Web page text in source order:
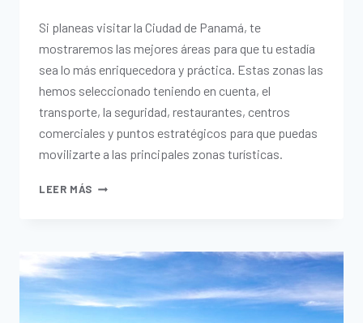
Si planeas visitar la Ciudad de Panamá, te
mostraremos las mejores áreas para que tu estadía
sea lo más enriquecedora y práctica. Estas zonas las
hemos seleccionado teniendo en cuenta, el
transporte, la seguridad, restaurantes, centros
comerciales y puntos estratégicos para que puedas
movilizarte a las principales zonas turísticas.
LEER MÁS